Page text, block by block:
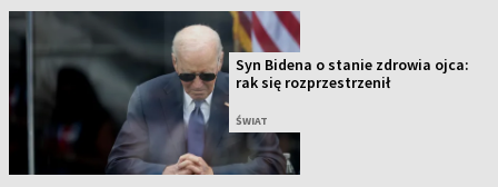
Syn Bidena o stanie zdrowia ojca:
rak się rozprzestrzenił
ŚWIAT